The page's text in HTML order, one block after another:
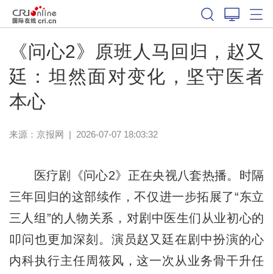
《问心2》原班人马回归，赵又
廷：坦然面对变化，坚守医者
本心
来源： 京报网 | 2026-07-07 18:03:32
医疗剧《问心2》正在央视八套热播。时隔
三年回归的这部续作，不仅进一步拓展了“东立
三人组”的人物关系，对剧中医生们从业初心的
叩问也更加深刻。演员赵又廷在剧中扮演的心
内科执行主任周筱风，这一次从业务骨干升任